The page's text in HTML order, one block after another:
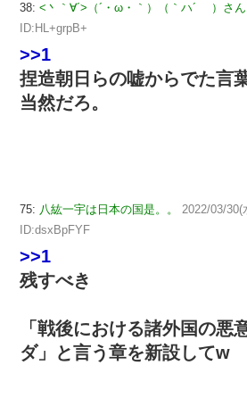
38: <丶｀∀´>（´・ω・｀）（｀ハ´ ）さん
ID:HL+grpB+
>>1
捏造朝日らの嘘からでた言
当然だろ。
75: 八紘一宇は日本の国是。。
2022/03/30(
ID:dsxBpFYF
>>1
残すべき
「戦後における諸外国の悪
ダ」と言う章を新設してw